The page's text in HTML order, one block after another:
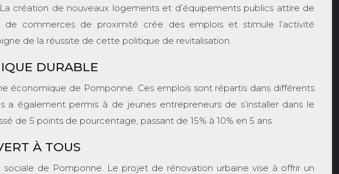
création de nouveaux logements et d’équipements publics attire de
de commerces de proximité crée des emplois et stimule l’activité
de la réussite de cette politique de revitalisation.
DURABLE
économique de Pomponne. Ces emplois sont répartis dans différents
a également permis à de jeunes entrepreneurs de s’installer dans le
de 5 points de pourcentage, passant de 15% à 10% en 5 ans.
À TOUS
de Pomponne. Le projet de rénovation urbaine vise à offrir un